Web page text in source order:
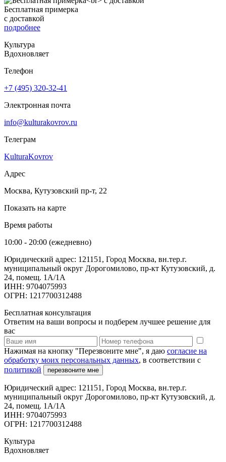
Бесплатная примерка
с доставкой
подробнее
Культура
Вдохновляет
Телефон
+7 (495) 320-32-41
Электронная почта
info@kulturakovrov.ru
Телеграм
KulturaKovrov
Адрес
Москва, Кутузовский пр-т, 22
Показать на карте
Время работы
10:00 - 20:00 (ежедневно)
Юридический адрес: 121151, Город Москва, вн.тер.г.
муниципальный округ Дорогомилово, пр-кт Кутузовский, д.
24, помещ. 1А/1А
ИНН: 9704075993
ОГРН: 1217700312488
Бесплатная консультация
Ответим на ваши вопросы и подберем лучшее решение для
вас
Нажимая на кнопку "Перезвоните мне", я даю согласие на
обработку моих персональных данных, в соответствии с
политикой
перезвоните мне
Юридический адрес: 121151, Город Москва, вн.тер.г.
муниципальный округ Дорогомилово, пр-кт Кутузовский, д.
24, помещ. 1А/1А
ИНН: 9704075993
ОГРН: 1217700312488
Культура
Вдохновляет